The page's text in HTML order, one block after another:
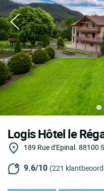
Logis Hôtel le
189 Rue d'Epinal. 88100
9.6/10 (221